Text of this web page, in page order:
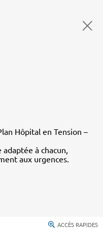
Hôpital en Tension –
à chacun,
aux urgences.
ACCÈS RAPIDES